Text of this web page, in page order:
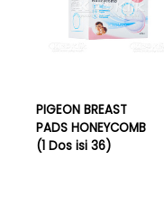
PIGEON BREAST
PADS HONEYCOMB
(1 Dos isi 36)